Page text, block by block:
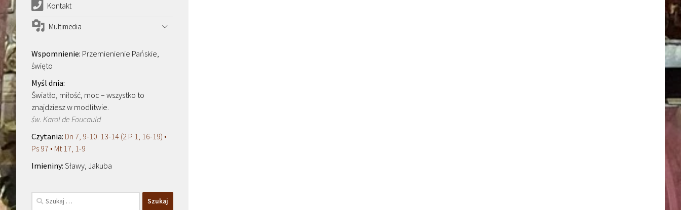
Kontakt
Multimedia
Przemienienie Pańskie,
święto
Światło, miłość, moc – wszystko to
znajdziesz w modlitwie.
św. Karol de Foucauld
Dn 7, 9-10. 13-14 (2 P 1, 16-19) •
Ps 97 • Mt 17, 1-9
Sławy, Jakuba
Szukaj: